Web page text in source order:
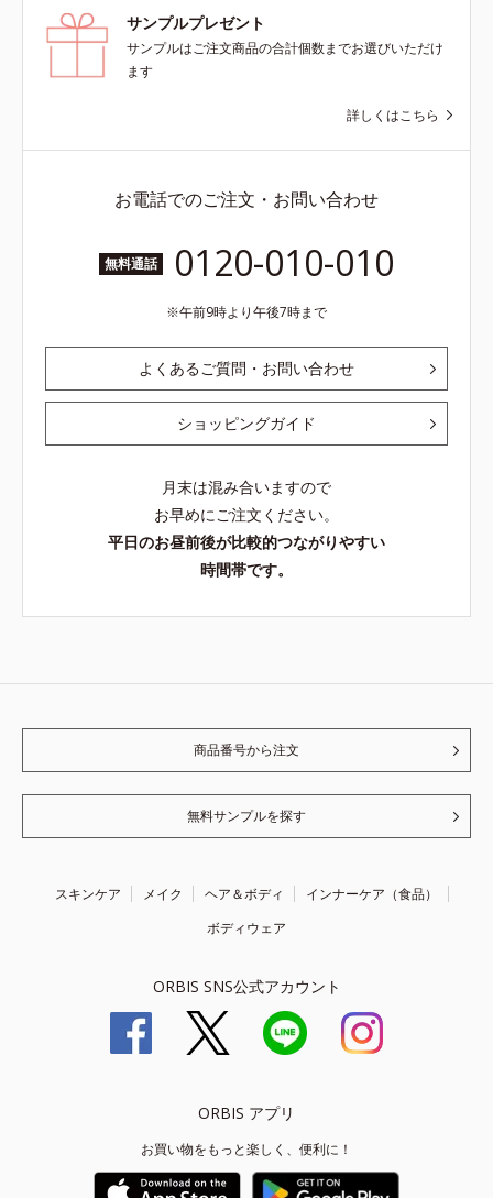
サンプルプレゼント
サンプルはご注文商品の合計個数までお選びいただけ
ます
詳しくはこちら
お電話でのご注文・お問い合わせ
無料通話 0120-010-010
午前9時より午後7時まで
よくあるご質問・お問い合わせ
ショッピングガイド
月末は混み合いますので
お早めにご注文ください。
平日のお昼前後が比較的つながりやすい
時間帯です。
商品番号から注文
無料サンプルを探す
スキンケア メイク ヘア＆ボディ
インナーケア（食品）
ボディウェア
ORBIS SNS公式アカウント
ORBIS アプリ
お買い物をもっと楽しく、便利に！